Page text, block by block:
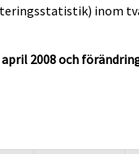
inom
2008 och